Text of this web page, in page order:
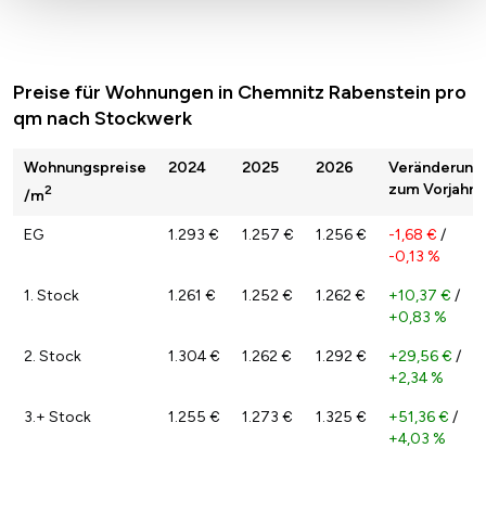
Preise für Wohnungen in Chemnitz Rabenstein pro
qm nach Stockwerk
Wohnungspreise
/m2
2024 2025 2026
Veränderung
zum Vorjahr
EG 1.293 € 1.257 € 1.256 € -1,68 € /
-0,13 %
1. Stock 1.261 € 1.252 € 1.262 € +10,37 € /
+0,83 %
2. Stock 1.304 € 1.262 € 1.292 € +29,56 € /
+2,34 %
3.+ Stock 1.255 € 1.273 € 1.325 € +51,36 € /
+4,03 %